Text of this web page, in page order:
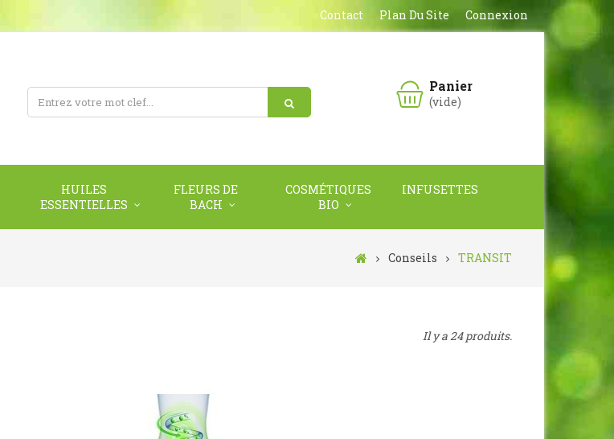
Connexion
Contact Plan Du Site
Panier
(vide)
HUILES
ESSENTIELLES
FLEURS DE
BACH
COSMÉTIQUES
BIO
INFUSETTES
Conseils TRANSIT
Il y a 24 produits.